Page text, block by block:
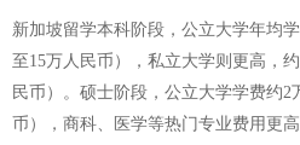
新加坡留学本科阶段，公立大学年均
至15万人民币），私立大学则更高，
民币）。硕士阶段，公立大学学费约2
币），商科、医学等热门专业费用更